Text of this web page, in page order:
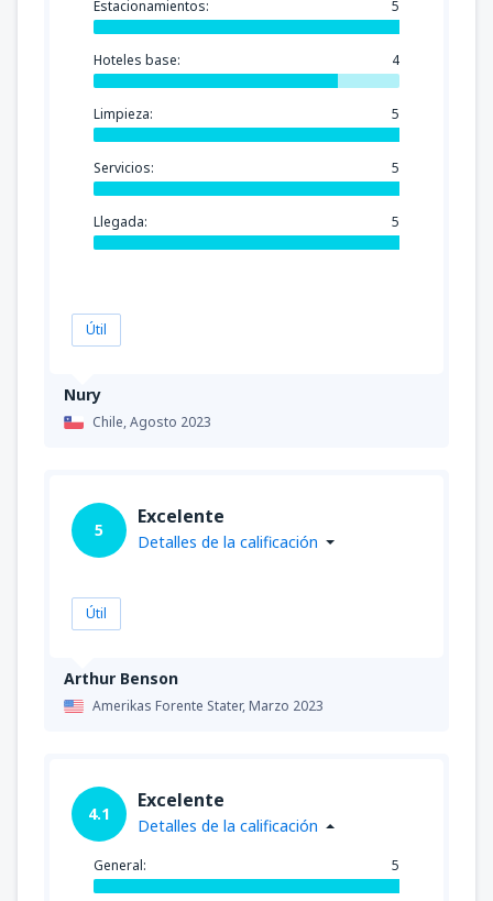
Nury
Chile,Agosto 2023
Estacionamientos: 5
Hoteles base: 4
Limpieza: 5
Servicios: 5
Llegada: 5
Útil
Arthur Benson
Amerikas Forente Stater,Marzo 2023
5
Excelente
Detalles de la calificación
Útil
4.1
Excelente
Detalles de la calificación
General: 5